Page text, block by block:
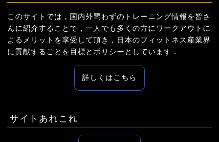
このサイトでは，国内外問わずのトレーニング情報を皆さ
んに紹介することで，一人でも多くの方にワークアウトに
よるメリットを享受して頂き，日本のフィットネス産業界
に貢献することを目標とポリシーとしています．
詳しくはこちら
サイトあれこれ